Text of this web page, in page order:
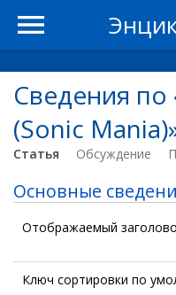
Сведения по
(Sonic
Статья Обсуждение
Основные
Отображаемый
Ключ сортировки по